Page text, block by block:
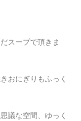
スープで頂きま
おにぎりもふっく
議な空間、ゆっく